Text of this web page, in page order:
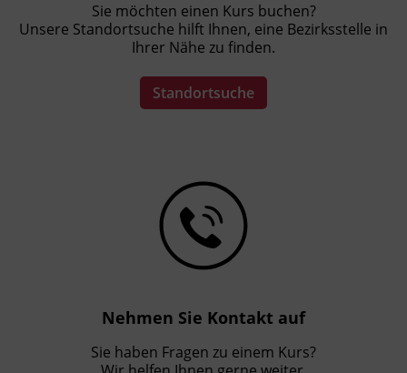
Sie möchten einen Kurs buchen?
Unsere Standortsuche hilft Ihnen, eine Bezirksstelle in
Ihrer Nähe zu finden.
Standortsuche
Nehmen Sie Kontakt auf
Sie haben Fragen zu einem Kurs?